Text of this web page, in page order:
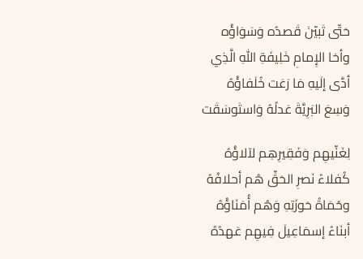
حَتّى تَبيّنَ قَصدُه وَسَوَاؤُه
وأخا الإِمامِ خَلِيفَةِ اللهِ الَّذِي
أدَّى إلَيهِ مَا رَعَت خُلَفاؤُهُ
وَسِعَ البَرِيَّةَ عَدلُهُ وَاستَوسَقَت
لِغَنِّيهِم وَفَقِيرِهِم لآلاؤُهُ
كُفلاءُ نَصرِ الحَقِّ هُم أحلافُهُ
وحُمَاةُ حَوزَتِهِ وَهُم أُمَنَاؤُهُ
أبنَاءُ إسمَاعِيلَ فِيهِم عَهدُهُ